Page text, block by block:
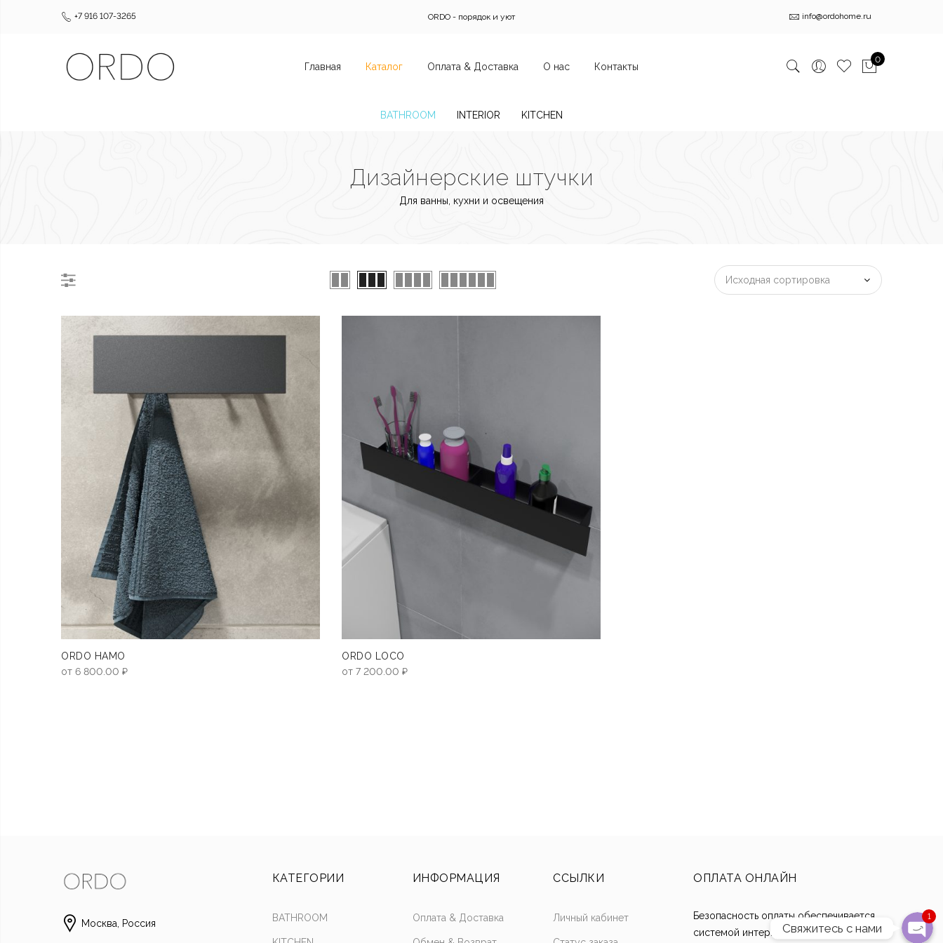
+7 916 107-3265 ORDO - порядок и уют info@ordohome.ru
Главная Каталог Оплата & Доставка О нас Контакты
0
BATHROOM INTERIOR KITCHEN
Дизайнерские штучки
Для ванны, кухни и освещения
ORDO HAMO
от 6 800.00 ₽
ORDO LOCO
от 7 200.00 ₽
Москва, Россия
КАТЕГОРИИ
BATHROOM
ИНФОРМАЦИЯ
Оплата & Доставка
ССЫЛКИ
Личный кабинет
ОПЛАТА ОНЛАЙН
Безопасность оплаты обеспечивается
системой интернет-эквайринга
1
Свяжитесь с нами